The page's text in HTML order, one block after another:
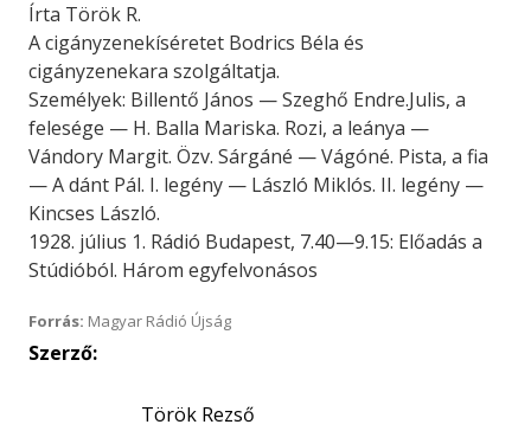
Írta Török R.
A cigányzenekíséretet Bodrics Béla és
cigányzenekara szolgáltatja.
Személyek: Billentő János — Szeghő Endre.Julis, a
felesége — H. Balla Mariska. Rozi, a leánya —
Vándory Margit. Özv. Sárgáné — Vágóné. Pista, a fia
— A dánt Pál. I. legény — László Miklós. II. legény —
Kincses László.
1928. július 1. Rádió Budapest, 7.40—9.15: Előadás a
Stúdióból. Három egyfelvonásos
Forrás: Magyar Rádió Újság
Szerző:
Török Rezső